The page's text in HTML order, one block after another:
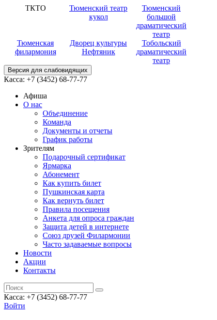
ТКТО
Тюменский театр
кукол
Тюменский
большой
драматический
театр
Тюменская
филармония
Дворец культуры
Нефтяник
Тобольский
драматический
театр
Версия для слабовидящих
Касса: +7 (3452) 68-77-77
Афиша
О нас
Объединение
Команда
Документы и отчеты
График работы
Зрителям
Подарочный сертификат
Ярмарка
Абонемент
Как купить билет
Пушкинская карта
Как вернуть билет
Правила посещения
Анкета для опроса граждан
Защита детей в интернете
Союз друзей Филармонии
Часто задаваемые вопросы
Новости
Акции
Контакты
Касса: +7 (3452) 68-77-77
Войти